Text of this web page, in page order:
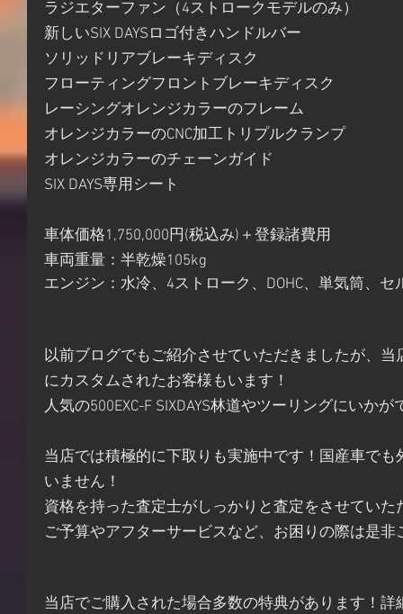
ラジエターファン（4ストロークモデルのみ）
新しいSIX DAYSロゴ付きハンドルバー
ソリッドリアブレーキディスク
フローティングフロントブレーキディスク
レーシングオレンジカラーのフレーム
オレンジカラーのCNC加工トリプルクランプ
オレンジカラーのチェーンガイド
SIX DAYS専用シート
車体価格1,750,000円(税込み)＋登録諸費用
車両重量：半乾燥105kg
エンジン：水冷、4ストローク、DOHC、単気筒、セ
以前ブログでもご紹介させていただきましたが、
にカスタムされたお客様もいます！
人気の500EXC-F SIXDAYS林道やツーリングにいか
当店では積極的に下取りも実施中です！国産車で
いません！
資格を持った査定士がしっかりと査定をさせていた
ご予算やアフターサービスなど、お困りの際は是非
当店でご購入された場合多数の特典があります！詳